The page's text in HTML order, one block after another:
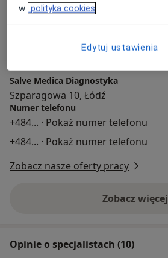
Salve Medica Diagnostyka
Szparagowa 10, Łódź
Numer telefonu
+484... · Pokaż numer telefonu
+484... · Pokaż numer telefonu
Zobacz nasze oferty pracy
Zobacz więcej
Opinie o specjalistach (10)
w polityka cookies
Edytuj ustawienia